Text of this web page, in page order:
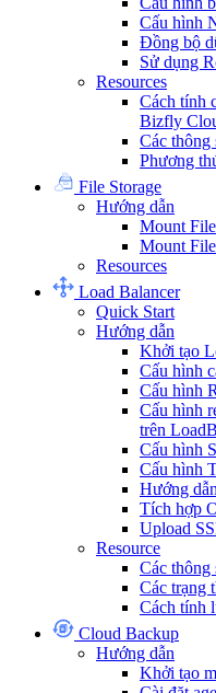
Cấu hình
Đồng bộ
Sử dụng
Resources
Cách tính
Bizfly
Các thông
Phương
File Storage
Hướng dẫn
Mount
Mount
Resources
Load Balancer
Quick Start
Hướng dẫn
Khởi tạo
Cấu hình
Cấu hình
Cấu hình
trên
Cấu hình
Cấu hình
Hướng
Tích hợp
Upload
Resource
Các thông
Các trạng
Cách tính
Cloud Backup
Hướng dẫn
Khởi tạo